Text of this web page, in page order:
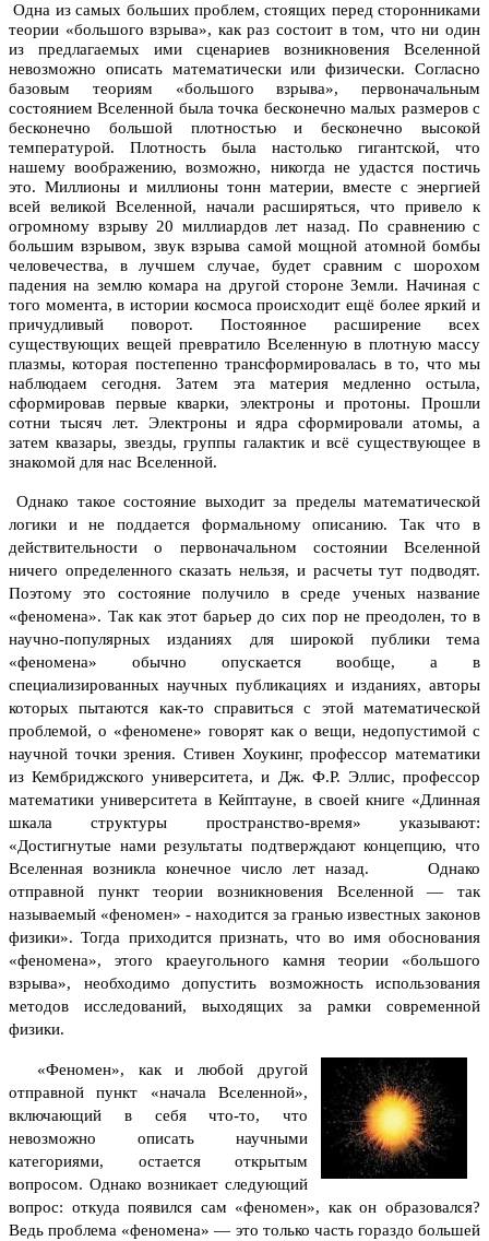
Одна из самых больших проблем, стоящих перед сторонниками
теории «большого взрыва», как раз состоит в том, что ни один
из предлагаемых ими сценариев возникновения Вселенной
невозможно описать математически или физически. Согласно
базовым теориям «большого взрыва», первоначальным
состоянием Вселенной была точка бесконечно малых размеров с
бесконечно большой плотностью и бесконечно высокой
температурой. Плотность была настолько гигантской, что
нашему воображению, возможно, никогда не удастся постичь
это. Миллионы и миллионы тонн материи, вместе с энергией
всей великой Вселенной, начали расширяться, что привело к
огромному взрыву 20 миллиардов лет назад. По сравнению с
большим взрывом, звук взрыва самой мощной атомной бомбы
человечества, в лучшем случае, будет сравним с шорохом
падения на землю комара на другой стороне Земли. Начиная с
того момента, в истории космоса происходит ещё более яркий и
причудливый поворот. Постоянное расширение всех
существующих вещей превратило Вселенную в плотную массу
плазмы, которая постепенно трансформировалась в то, что мы
наблюдаем сегодня. Затем эта материя медленно остыла,
сформировав первые кварки, электроны и протоны. Прошли
сотни тысяч лет. Электроны и ядра сформировали атомы, а
затем квазары, звезды, группы галактик и всё существующее в
знакомой для нас Вселенной.
Однако такое состояние выходит за пределы математической
логики и не поддается формальному описанию. Так что в
действительности о первоначальном состоянии Вселенной
ничего определенного сказать нельзя, и расчеты тут подводят.
Поэтому это состояние получило в среде ученых название
«феномена». Так как этот барьер до сих пор не преодолен, то в
научно-популярных изданиях для широкой публики тема
«феномена» обычно опускается вообще, а в
специализированных научных публикациях и изданиях, авторы
которых пытаются как-то справиться с этой математической
проблемой, о «феномене» говорят как о вещи, недопустимой с
научной точки зрения. Стивен Хоукинг, профессор математики
из Кембриджского университета, и Дж. Ф.Р. Эллис, профессор
математики университета в Кейптауне, в своей книге «Длинная
шкала структуры пространство-время» указывают:
«Достигнутые нами результаты подтверждают концепцию, что
Вселенная возникла конечное число лет назад. Однако
отправной пункт теории возникновения Вселенной — так
называемый «феномен» - находится за гранью известных законов
физики». Тогда приходится признать, что во имя обоснования
«феномена», этого краеугольного камня теории «большого
взрыва», необходимо допустить возможность использования
методов исследований, выходящих за рамки современной
физики.
«Феномен», как и любой другой
отправной пункт «начала Вселенной»,
включающий в себя что-то, что
невозможно описать научными
категориями, остается открытым
вопросом. Однако возникает следующий
вопрос: откуда появился сам «феномен», как он образовался?
Ведь проблема «феномена» — это только часть гораздо большей